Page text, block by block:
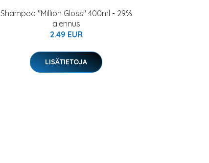
Shampoo "Million Gloss" 400ml - 29%
alennus
2.49 EUR
LISÄTIETOJA